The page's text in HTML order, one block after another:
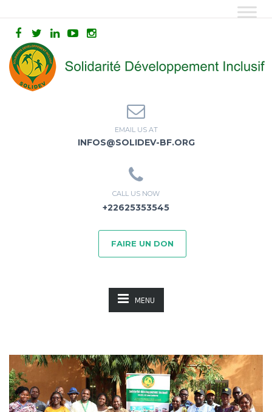
EMAIL US AT
INFOS@SOLIDEV-BF.ORG
CALL US NOW
+22625353545
FAIRE UN DON
MENU